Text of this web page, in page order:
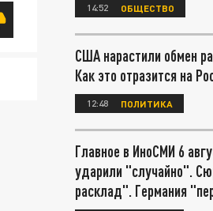
14:52 ОБЩЕСТВО
США нарастили обмен
Как это отразится на
12:48 ПОЛИТИКА
Главное в ИноСМИ 6
ударили "случайно".
расклад". Германия